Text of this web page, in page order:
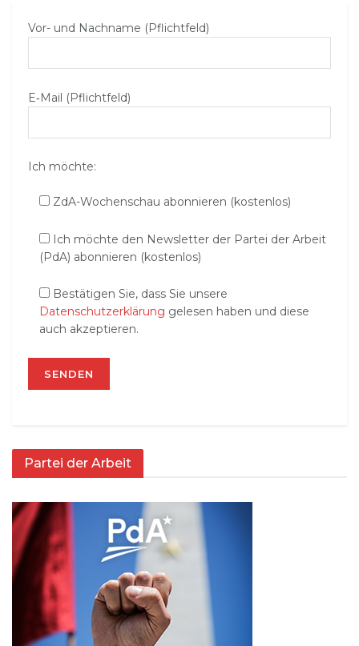
Vor- und Nachname (Pflichtfeld)
E‑Mail (Pflichtfeld)
Ich möchte:
ZdA-Wochenschau abonnieren (kostenlos)
Ich möchte den Newsletter der Partei der Arbeit
(PdA) abonnieren (kostenlos)
Bestätigen Sie, dass Sie unsere
Datenschutzerklärung gelesen haben und diese
auch akzeptieren.
Partei der Arbeit